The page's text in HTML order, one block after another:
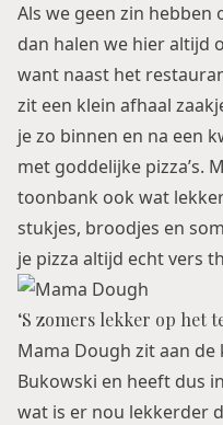
Als we geen zin
dan halen we hier altijd
want naast het
zit een klein afhaal
je zo binnen en na een
met goddelijke pizza’s.
toonbank ook wat
stukjes, broodjes en
je pizza altijd echt vers
‘S zomers lekker op het
Mama Dough zit aan
Bukowski en heeft dus
wat is er nou lekkerder